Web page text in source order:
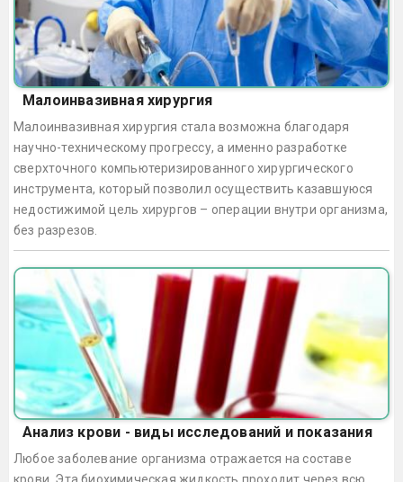
Малоинвазивная хирургия
Малоинвазивная хирургия стала возможна благодаря
научно-техническому прогрессу, а именно разработке
сверхточного компьютеризированного хирургического
инструмента, который позволил осуществить казавшуюся
недостижимой цель хирургов – операции внутри организма,
без разрезов.
Анализ крови - виды исследований и показания
Любое заболевание организма отражается на составе